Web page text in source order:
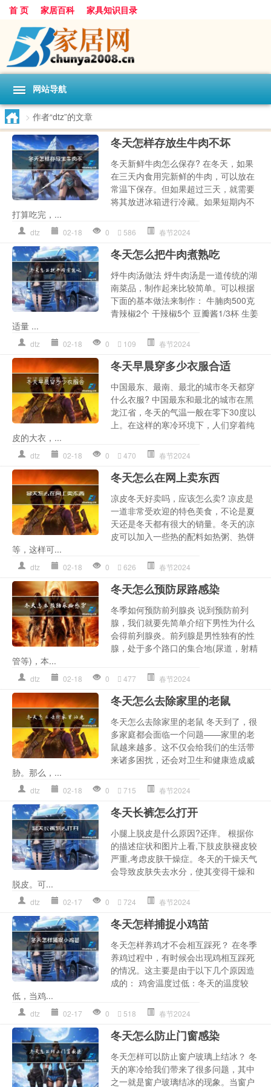
首 页 家居百科 家具知识目录
网站导航
> 作者“dtz”的文章
冬天怎样存放生牛肉不坏
冬天新鲜牛肉怎么保存? 在冬天，如果
在三天内食用完新鲜的牛肉，可以放在
常温下保存。但如果超过三天，就需要
将其放进冰箱进行冷藏。如果短期内不
打算吃完，...
dtz 02-18 0 586 春节2024
冬天怎么把牛肉煮熟吃
烀牛肉汤做法 烀牛肉汤是一道传统的湖
南菜品，制作起来比较简单。可以根据
下面的基本做法来制作： 牛腩肉500克
青辣椒2个 干辣椒5个 豆瓣酱1/3杯 生姜
适量 ...
dtz 02-18 0 109 春节2024
冬天早晨穿多少衣服合适
中国最东、最南、最北的城市冬天都穿
什么衣服? 中国最东和最北的城市在黑
龙江省，冬天的气温一般在零下30度以
上。在这样的寒冷环境下，人们穿着纯
皮的大衣，...
dtz 02-18 0 470 春节2024
冬天怎么在网上卖东西
凉皮冬天好卖吗，应该怎么卖? 凉皮是
一道非常受欢迎的特色美食，不论是夏
天还是冬天都有很大的销量。冬天的凉
皮可以加入一些热的配料如热粥、热饼
等，这样可...
dtz 02-18 0 626 春节2024
冬天怎么预防尿路感染
冬季如何预防前列腺炎 说到预防前列
腺，我们就要先简单介绍下男性为什么
会得前列腺炎。前列腺是男性独有的性
腺，处于多个路口的集合地(尿道，射精
管等)，本...
dtz 02-18 0 477 春节2024
冬天怎么去除家里的老鼠
冬天怎么去除家里的老鼠 冬天到了，很
多家庭都会面临一个问题——家里的老
鼠越来越多。这不仅会给我们的生活带
来诸多困扰，还会对卫生和健康造成威
胁。那么，...
dtz 02-18 0 715 春节2024
冬天长裤怎么打开
小腿上脱皮是什么原因?还痒。 根据你
的描述症状和图片上看,下肢皮肤褪皮较
严重,考虑皮肤干燥症。冬天的干燥天气
会导致皮肤失去水分，使其变得干燥和
脱皮。可...
dtz 02-17 0 724 春节2024
冬天怎样捕捉小鸡苗
冬天怎样养鸡才不会相互踩死？ 在冬季
养鸡过程中，有时候会出现鸡相互踩死
的情况。这主要是由于以下几个原因造
成的： 鸡舍温度过低：冬天的温度较
低，当鸡...
dtz 02-17 0 518 春节2024
冬天怎么防止门窗感染
冬天怎样可以防止窗户玻璃上结冰？ 冬
天的寒冷给我们带来了很多问题，其中
之一就是窗户玻璃结冰的现象。当窗户